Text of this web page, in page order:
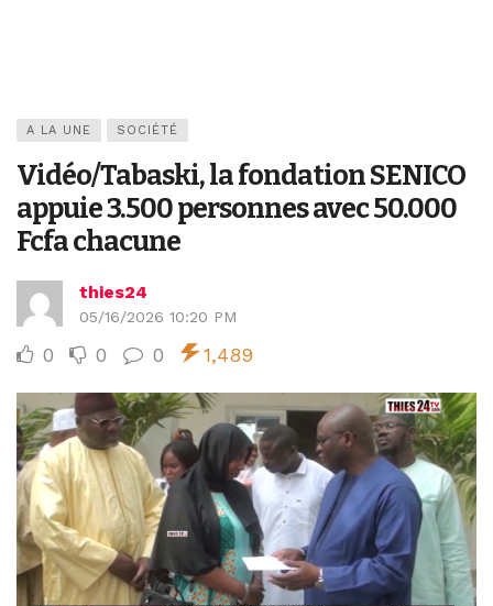
A LA UNE SOCIÉTÉ
Vidéo/Tabaski, la fondation SENICO
appuie 3.500 personnes avec 50.000
Fcfa chacune
thies24
05/16/2026 10:20 PM
0 0 0 1,489